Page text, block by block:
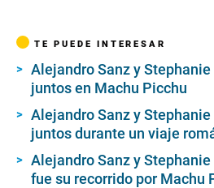
TE PUEDE INTERESAR
Alejandro Sanz y Stephanie
juntos en Machu Picchu
Alejandro Sanz y Stephanie
juntos durante un viaje
Alejandro Sanz y
fue su recorrido por Machu